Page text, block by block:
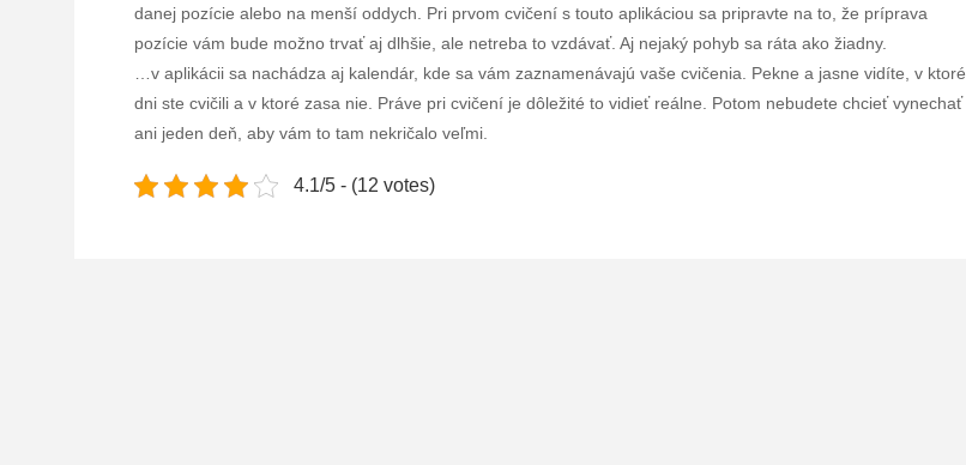
danej pozície alebo na menší oddych. Pri prvom cvičení s touto aplikáciou sa pripravte na to, že príprava
pozície vám bude možno trvať aj dlhšie, ale netreba to vzdávať. Aj nejaký pohyb sa ráta ako žiadny.
…v aplikácii sa nachádza aj kalendár, kde sa vám zaznamenávajú vaše cvičenia. Pekne a jasne vidíte, v ktoré
dni ste cvičili a v ktoré zasa nie. Práve pri cvičení je dôležité to vidieť reálne. Potom nebudete chcieť vynechať
ani jeden deň, aby vám to tam nekričalo veľmi.
4.1/5 - (12 votes)